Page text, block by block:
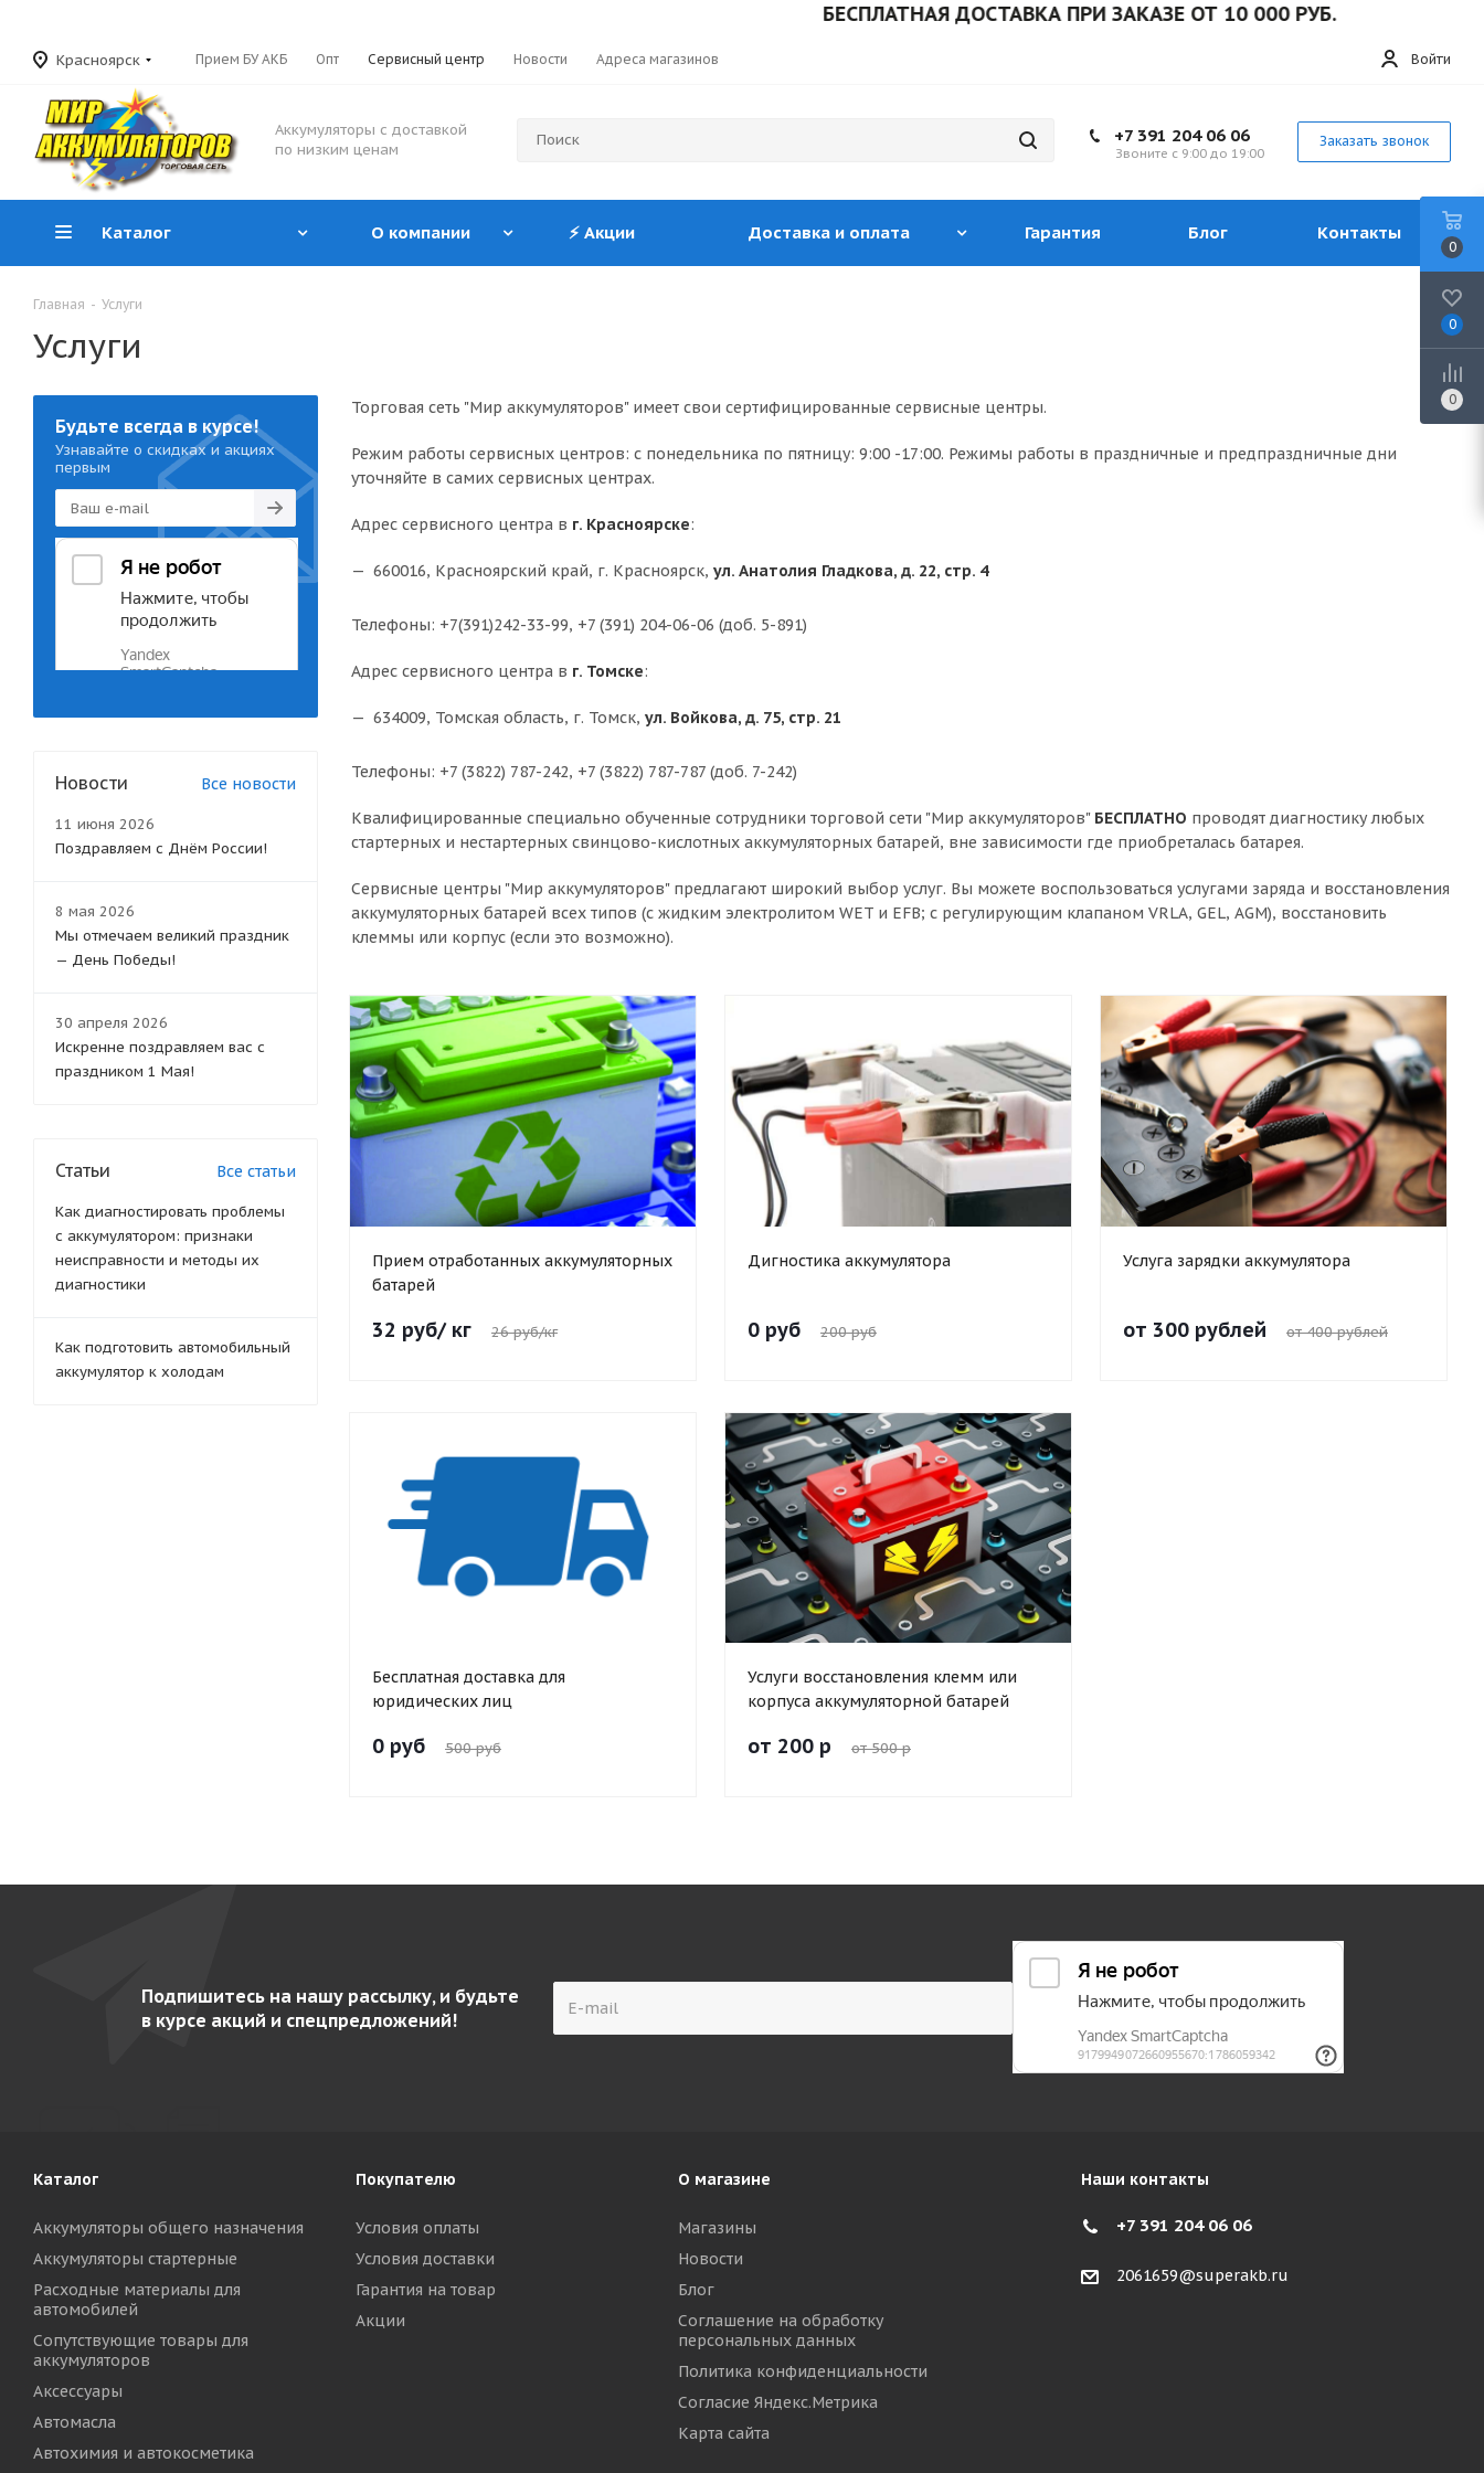
БЕСПЛАТНАЯ ДОСТАВКА ПРИ ЗАКАЗЕ ОТ 10 000 РУБ.
Красноярск Прием БУ АКБ Опт Сервисный центр Новости Адреса магазинов Войти
Аккумуляторы с доставкой
по низким ценам
+7 391 204 06 06
Звоните с 9:00 до 19:00
Заказать звонок
Каталог О компании ⚡ Акции Доставка и оплата Гарантия Блог Контакты
Главная - Услуги
Услуги
Торговая сеть "Мир аккумуляторов" имеет свои сертифицированные сервисные центры.
Режим работы сервисных центров: с понедельника по пятницу: 9:00 -17:00. Режимы работы в праздничные и предпраздничные дни
уточняйте в самих сервисных центрах.
Адрес сервисного центра в г. Красноярске:
660016, Красноярский край, г. Красноярск, ул. Анатолия Гладкова, д. 22, стр. 4
Телефоны: +7(391)242-33-99, +7 (391) 204-06-06 (доб. 5-891)
Адрес сервисного центра в г. Томске:
634009, Томская область, г. Томск, ул. Войкова, д. 75, стр. 21
Телефоны: +7 (3822) 787-242, +7 (3822) 787-787 (доб. 7-242)
Квалифицированные специально обученные сотрудники торговой сети "Мир аккумуляторов" БЕСПЛАТНО проводят диагностику любых
стартерных и нестартерных свинцово-кислотных аккумуляторных батарей, вне зависимости где приобреталась батарея.
Сервисные центры "Мир аккумуляторов" предлагают широкий выбор услуг. Вы можете воспользоваться услугами заряда и восстановления
аккумуляторных батарей всех типов (с жидким электролитом WET и EFB; с регулирующим клапаном VRLA, GEL, AGM), восстановить
клеммы или корпус (если это возможно).
Прием отработанных аккумуляторных
батарей
32 руб/ кг 26 руб/кг
Дигностика аккумулятора
0 руб 200 руб
Услуга зарядки аккумулятора
от 300 рублей от 400 рублей
Бесплатная доставка для
юридических лиц
0 руб 500 руб
Услуги восстановления клемм или
корпуса аккумуляторной батарей
от 200 р от 500 р
Будьте всегда в курсе!
Узнавайте о скидках и акциях
первым
Новости Все новости
11 июня 2026
Поздравляем с Днём России!
8 мая 2026
Мы отмечаем великий праздник
— День Победы!
30 апреля 2026
Искренне поздравляем вас с
праздником 1 Мая!
Статьи Все статьи
Как диагностировать проблемы
с аккумулятором: признаки
неисправности и методы их
диагностики
Как подготовить автомобильный
аккумулятор к холодам
Подпишитесь на нашу рассылку, и будьте
в курсе акций и спецпредложений!
Каталог
Аккумуляторы общего назначения
Аккумуляторы стартерные
Расходные материалы для
автомобилей
Сопутствующие товары для
аккумуляторов
Аксессуары
Автомасла
Автохимия и автокосметика
Покупателю
Условия оплаты
Условия доставки
Гарантия на товар
Акции
О магазине
Магазины
Новости
Блог
Соглашение на обработку
персональных данных
Политика конфиденциальности
Согласие Яндекс.Метрика
Карта сайта
Наши контакты
+7 391 204 06 06
2061659@superakb.ru
0
0
0